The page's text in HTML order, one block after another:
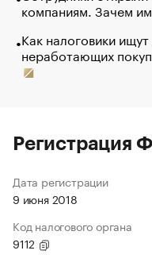
компаниям. Зачем
Как налоговики
неработающих
Регистрация
Дата регистрации
9 июня 2018
Код налогового органа
9112